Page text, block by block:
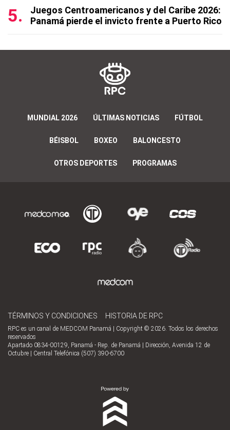
Juegos Centroamericanos y del Caribe 2026:
Panamá pierde el invicto frente a Puerto Rico
MUNDIAL 2026 ÚLTIMAS NOTICIAS FÚTBOL
BÉISBOL BOXEO BALONCESTO
OTROS DEPORTES PROGRAMAS
TÉRMINOS Y CONDICIONES HISTORIA DE RPC
RPC es un canal de MEDCOM Panamá | Copyright © 2026. Todos los derechos
reservados
Apartado 0834-00129, Panamá - Rep. de Panamá | Dirección, Avenida 12 de
Octubre | Central Telefónica (507) 390-6700